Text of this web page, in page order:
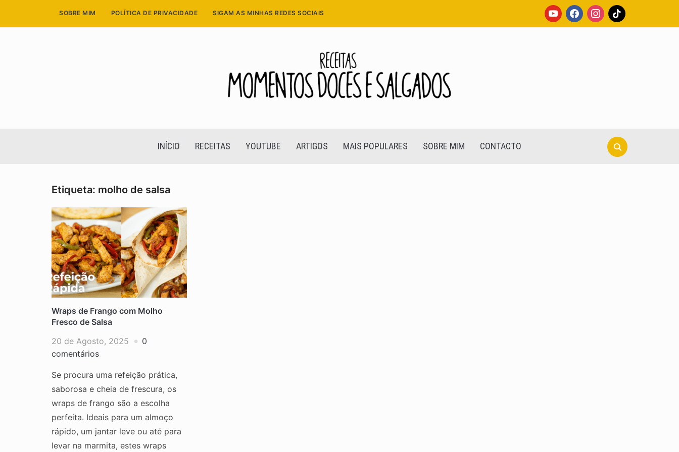
youtubefacebookinstagram
tiktok
SOBRE MIM POLÍTICA DE PRIVACIDADE SIGAM AS MINHAS REDES SOCIAIS
Search
for:
INÍCIO RECEITAS YOUTUBE ARTIGOS MAIS POPULARES SOBRE MIM CONTACTO
Etiqueta: molho de salsa
Wraps de Frango com Molho
Fresco de Salsa
20 de Agosto, 2025
0
comentários
Se procura uma refeição prática,
saborosa e cheia de frescura, os
wraps de frango são a escolha
perfeita. Ideais para um almoço
rápido, um jantar leve ou até para
levar na marmita, estes wraps